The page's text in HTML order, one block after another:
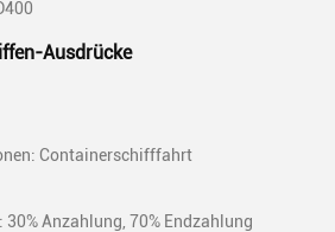
Ausdrücke
Containerschifffahrt
Anzahlung, 70% Endzahlung